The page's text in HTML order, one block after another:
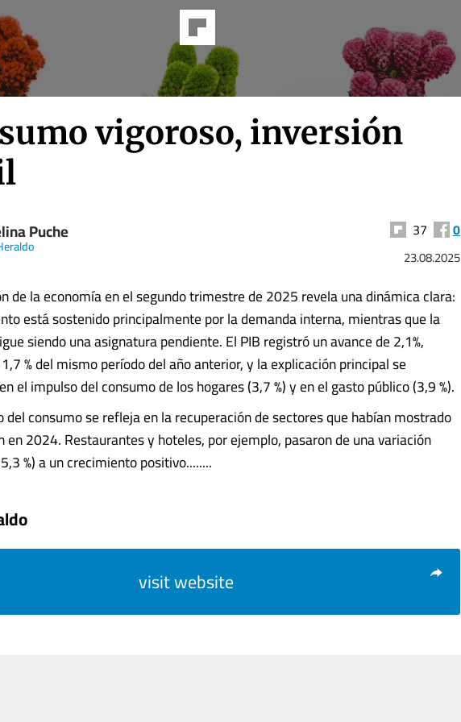
vigoroso, inversión
Puche 37 0
23.08.2025
de la economía en el segundo trimestre de 2025 revela una dinámica clara:
está sostenido principalmente por la demanda interna, mientras que la
siendo una asignatura pendiente. El PIB registró un avance de 2,1%,
% del mismo período del año anterior, y la explicación principal se
el impulso del consumo de los hogares (3,7 %) y en el gasto público (3,9 %).
del consumo se refleja en la recuperación de sectores que habían mostrado
en 2024. Restaurantes y hoteles, por ejemplo, pasaron de una variación
%) a un crecimiento positivo........
visit website